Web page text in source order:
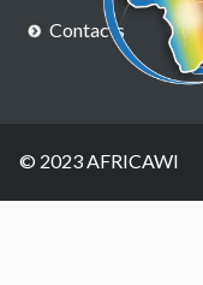
Contacts
© 2023 AFRICAWI